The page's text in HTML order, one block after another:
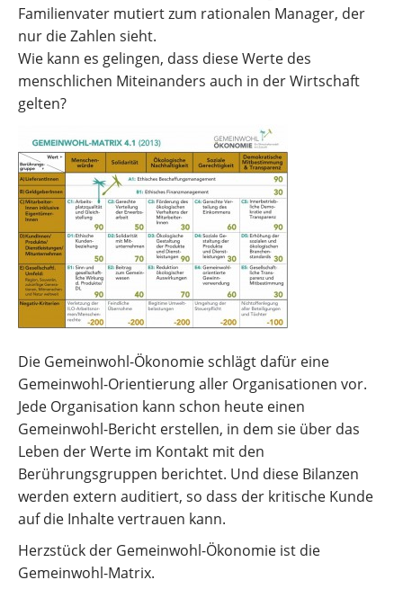
Familienvater mutiert zum rationalen Manager, der
nur die Zahlen sieht.
Wie kann es gelingen, dass diese Werte des
menschlichen Miteinanders auch in der Wirtschaft
gelten?
Die Gemeinwohl-Ökonomie schlägt dafür eine
Gemeinwohl-Orientierung aller Organisationen vor.
Jede Organisation kann schon heute einen
Gemeinwohl-Bericht erstellen, in dem sie über das
Leben der Werte im Kontakt mit den
Berührungsgruppen berichtet. Und diese Bilanzen
werden extern auditiert, so dass der kritische Kunde
auf die Inhalte vertrauen kann.
Herzstück der Gemeinwohl-Ökonomie ist die
Gemeinwohl-Matrix.